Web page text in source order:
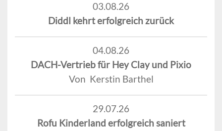
03.08.26
Diddl kehrt erfolgreich zurück
04.08.26
DACH-Vertrieb für Hey Clay und Pixio
Von Kerstin Barthel
29.07.26
Rofu Kinderland erfolgreich saniert